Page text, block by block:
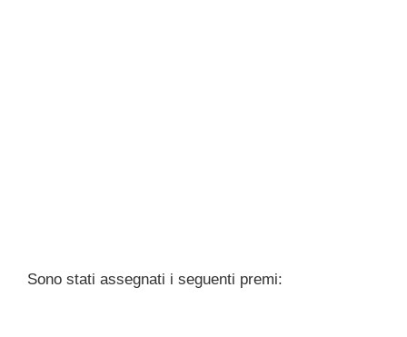
Sono stati assegnati i seguenti premi: